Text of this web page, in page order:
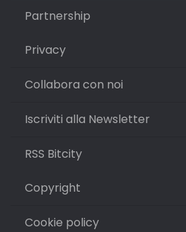
Partnership
Privacy
Collabora con noi
Iscriviti alla Newsletter
RSS Bitcity
Copyright
Cookie policy